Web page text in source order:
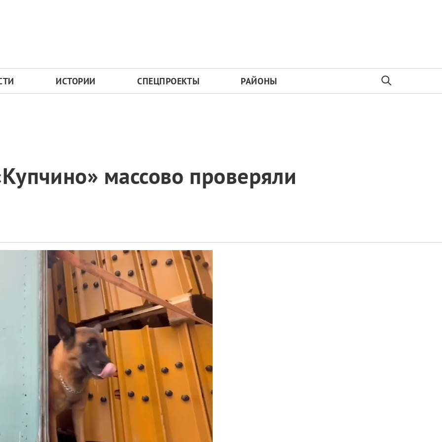
ИСТОРИИ СПЕЦПРОЕКТЫ РАЙОНЫ
массово проверяли